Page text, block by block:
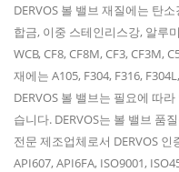
DERVOS 볼 밸브 재질에는 탄
합금, 이중 스테인리스강, 알루
WCB, CF8, CF8M, CF3, CF3M,
재에는 A105, F304, F316,
DERVOS 볼 밸브는 필요에 따
습니다. DERVOS는 볼 밸브 품
전문 제조업체로서 DERVOS 인
API607, API6FA, ISO9001,